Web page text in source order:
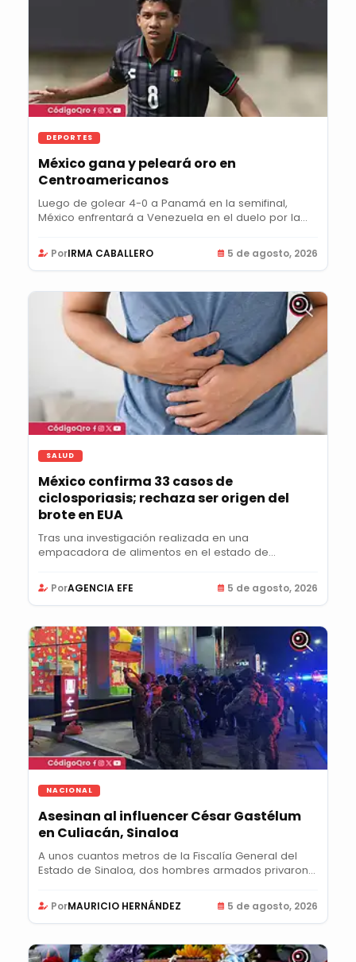
DEPORTES
México gana y peleará oro en
Centroamericanos
Luego de golear 4-0 a Panamá en la semifinal,
México enfrentará a Venezuela en el duelo por la...
PorIRMA CABALLERO 5 de agosto, 2026
SALUD
México confirma 33 casos de
ciclosporiasis; rechaza ser origen del
brote en EUA
Tras una investigación realizada en una
empacadora de alimentos en el estado de
PorAGENCIA EFE 5 de agosto, 2026
NACIONAL
Asesinan al influencer César Gastélum
en Culiacán, Sinaloa
A unos cuantos metros de la Fiscalía General del
Estado de Sinaloa, dos hombres armados privaron
PorMAURICIO HERNÁNDEZ 5 de agosto, 2026